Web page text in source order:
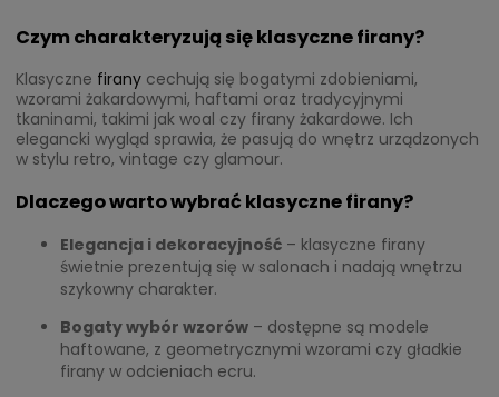
Czym charakteryzują się klasyczne firany?
Klasyczne firany cechują się bogatymi zdobieniami,
wzorami żakardowymi, haftami oraz tradycyjnymi
tkaninami, takimi jak woal czy firany żakardowe. Ich
elegancki wygląd sprawia, że pasują do wnętrz urządzonych
w stylu retro, vintage czy glamour.
Dlaczego warto wybrać klasyczne firany?
Elegancja i dekoracyjność – klasyczne firany
świetnie prezentują się w salonach i nadają wnętrzu
szykowny charakter.
Bogaty wybór wzorów – dostępne są modele
haftowane, z geometrycznymi wzorami czy gładkie
firany w odcieniach ecru.